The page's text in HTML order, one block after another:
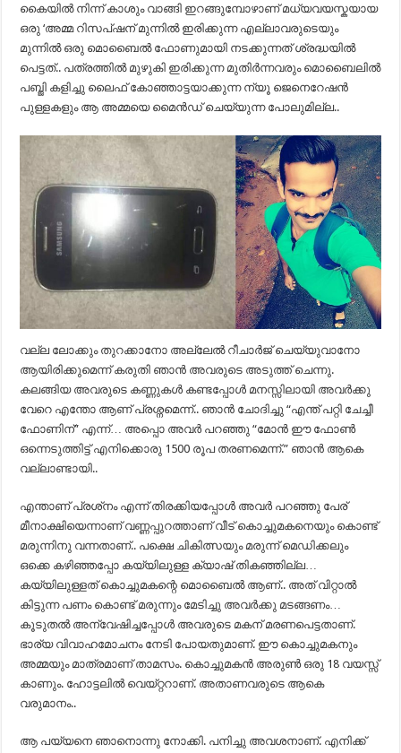
കൈയിൽ നിന്ന് കാശും വാങ്ങി ഇറങ്ങുമ്പോഴാണ് മധ്യവയസ്കയായ
ഒരു ‘അമ്മ റിസപ്ഷന് മുന്നിൽ ഇരിക്കുന്ന എല്ലാവരുടെയും
മുന്നിൽ ഒരു മൊബൈൽ ഫോണുമായി നടക്കുന്നത് ശ്രദ്ധയിൽ
പെട്ടത്.. പത്രത്തിൽ മുഴുകി ഇരിക്കുന്ന മുതിർന്നവരും മൊബൈലിൽ
പബ്ജി കളിച്ചു ലൈഫ് കോഞ്ഞാട്ടയാക്കുന്ന ന്യൂ ജെനെറേഷൻ
പുള്ളകളും ആ അമ്മയെ മൈൻഡ് ചെയ്യുന്ന പോലുമില്ല..
വല്ല ലോക്കും തുറക്കാനോ അല്ലേൽ റീചാർജ് ചെയ്യുവാനോ
ആയിരിക്കുമെന്ന് കരുതി ഞാൻ അവരുടെ അടുത്ത് ചെന്നു.
കലങ്ങിയ അവരുടെ കണ്ണുകൾ കണ്ടപ്പോൾ മനസ്സിലായി അവർക്കു
വേറെ എന്തോ ആണ് പ്രശ്നമെന്ന്.. ഞാൻ ചോദിച്ചു “എന്ത് പറ്റി ചേച്ചീ
ഫോണിന്” എന്ന്‌… അപ്പൊ അവർ പറഞ്ഞു “മോൻ ഈ ഫോൺ
ഒന്നെടുത്തിട്ട് എനിക്കൊരു 1500 രൂപ തരണമെന്ന്.” ഞാൻ ആകെ
വല്ലാണ്ടായി..
എന്താണ് പ്രശ്‌നം എന്ന് തിരക്കിയപ്പോൾ അവർ പറഞ്ഞു പേര്
മീനാക്ഷിയെന്നാണ് വണ്ണപ്പുറത്താണ് വീട് കൊച്ചുമകനെയും കൊണ്ട്
മരുന്നിനു വന്നതാണ്.. പക്ഷെ ചികിത്സയും മരുന്ന് മെഡിക്കലും
ഒക്കെ കഴിഞ്ഞപ്പോ കയ്യിലുള്ള ക്യാഷ് തികഞ്ഞില്ല…
കയ്യിലുള്ളത് കൊച്ചുമകന്റെ മൊബൈൽ ആണ്.. അത് വിറ്റാൽ
കിട്ടുന്ന പണം കൊണ്ട് മരുന്നും മേടിച്ചു അവർക്കു മടങ്ങണം…
കൂടുതൽ അന്വേഷിച്ചപ്പോൾ അവരുടെ മകന് മരണപെട്ടതാണ്.
ഭാര്യ വിവാഹമോചനം നേടി പോയതുമാണ്. ഈ കൊച്ചുമകനും
അമ്മയും മാത്രമാണ് താമസം. കൊച്ചുമകൻ അരുൺ ഒരു 18 വയസ്സ്
കാണും. ഹോട്ടലിൽ വെയ്റ്ററാണ്. അതാണവരുടെ ആകെ
വരുമാനം..
ആ പയ്യനെ ഞാനൊന്നു നോക്കി. പനിച്ചു അവശനാണ്. എനിക്ക്